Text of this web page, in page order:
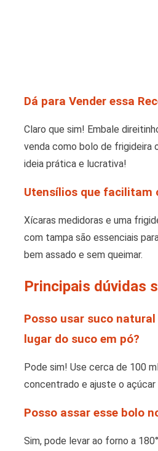
Dá para Vender essa
Claro que sim! Embale
venda como bolo de frigideira
ideia prática e lucrativa!
Utensílios que facilitam
Xícaras medidoras e uma
com tampa são essenciais
bem assado e sem queimar.
Principais dúvidas
Posso usar suco
lugar do suco em pó?
Pode sim! Use cerca de 100
concentrado e ajuste o açúcar
Posso assar esse bolo
Sim, pode levar ao forno a